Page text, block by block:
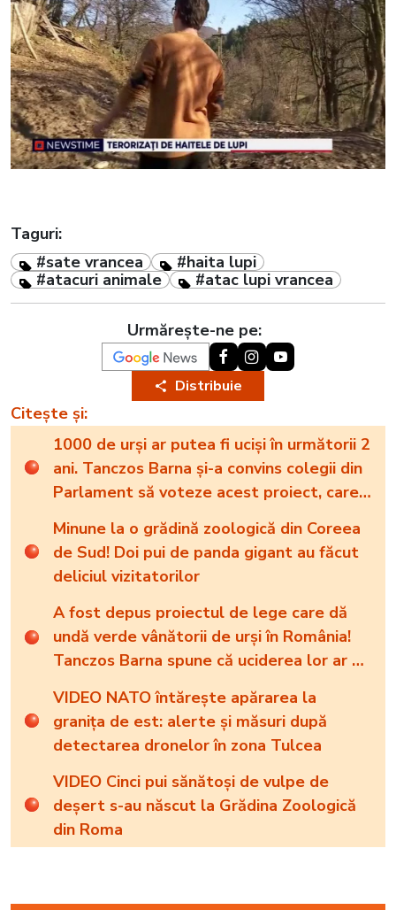
Taguri:
#sate vrancea
#haita lupi
#atacuri animale
#atac lupi vrancea
Urmărește-ne pe:
Distribuie
Citește și:
1000 de urși ar putea fi uciși în următorii 2
ani. Tanczos Barna și-a convins colegii din
Parlament să voteze acest proiect, care
vizează uciderea în masă a animalelor
sălbatice
Minune la o grădină zoologică din Coreea
de Sud! Doi pui de panda gigant au făcut
deliciul vizitatorilor
A fost depus proiectul de lege care dă
undă verde vânătorii de urși în România!
Tanczos Barna spune că uciderea lor ar fi
VIDEO NATO întărește apărarea la
granița de est: alerte și măsuri după
detectarea dronelor în zona Tulcea
VIDEO Cinci pui sănătoși de vulpe de
deșert s-au născut la Grădina Zoologică
din Roma